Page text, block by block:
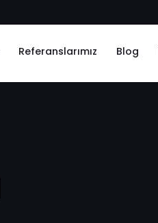
Referanslarımız Blog